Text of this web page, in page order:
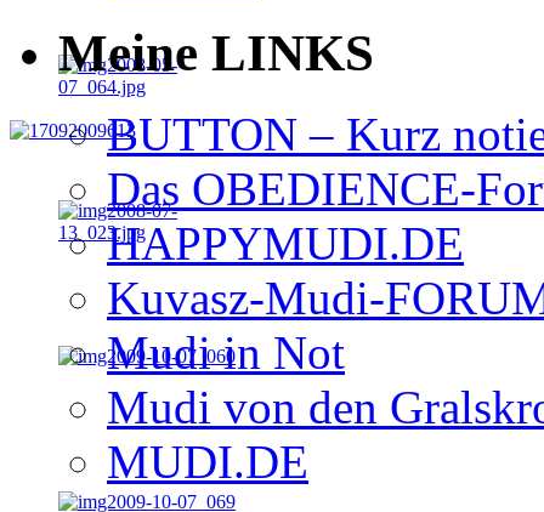
Meine LINKS
BUTTON – Kurz
Das OBEDIENCE-
HAPPYMUDI.DE
Kuvasz-Mudi-
Mudi in Not
Mudi von den
MUDI.DE